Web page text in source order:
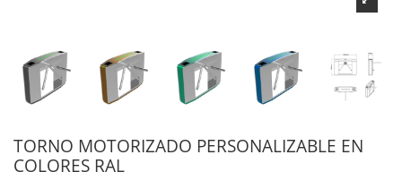
TORNO MOTORIZADO PERSONALIZABLE EN
COLORES RAL